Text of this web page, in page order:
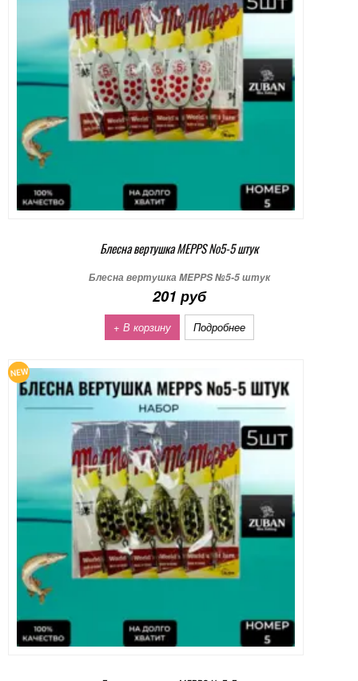
Блесна вертушка MEPPS №5-5 штук
Блесна вертушка MEPPS №5-5 штук
201 руб
+ В корзину Подробнее